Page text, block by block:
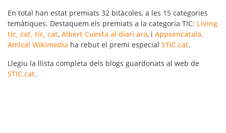
En total han estat premiats 32 bitàcoles, a les 15 categories
temàtiques. Destaquem els premiats a la categoria TIC: Living
tic, cat, tic, cat, Albert Cuesta al diari ara, i Appsencatala.
Amical Wikimedia ha rebut el premi especial STIC.cat.
Llegiu la llista completa dels blogs guardonats al web de
STIC.cat.